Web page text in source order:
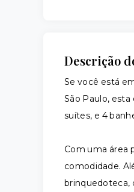
Descrição
Se você está
São Paulo,
suítes, e 4
Com uma área
comodidade.
brinquedoteca,